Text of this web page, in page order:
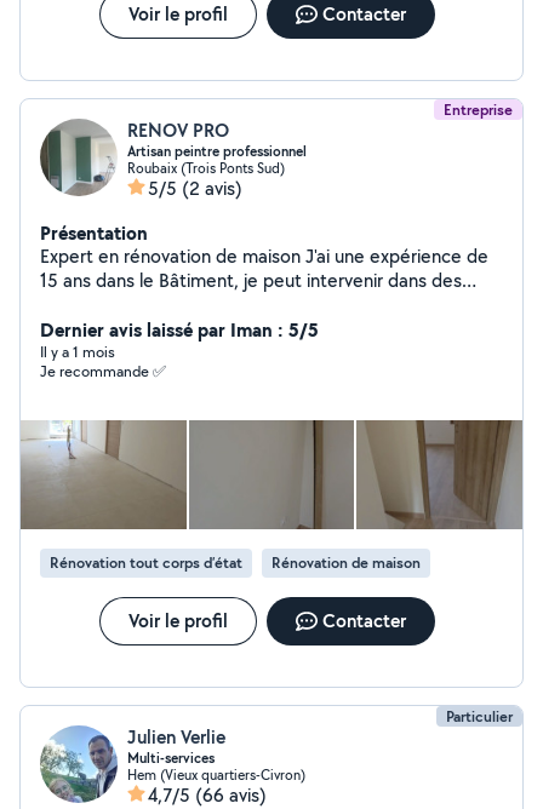
Voir le profil Contacter
Entreprise
RENOV PRO
Artisan peintre professionnel
Roubaix (Trois Ponts Sud)
5/5 (2 avis)
Présentation
Expert en rénovation de maison J'ai une expérience de
15 ans dans le Bâtiment, je peut intervenir dans des
chantiers vous seront retransmise.
Dernier avis laissé par Iman : 5/5
Il y a 1 mois
Je recommande ✅
Rénovation tout corps d’état Rénovation de maison
Voir le profil Contacter
Particulier
Julien Verlie
Multi-services
Hem (Vieux quartiers-Civron)
4,7/5 (66 avis)